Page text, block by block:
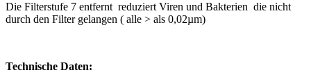
Die Filterstufe 7 entfernt reduziert Viren und Bakterien die nicht
durch den Filter gelangen ( alle > als 0,02µm)
Technische Daten: